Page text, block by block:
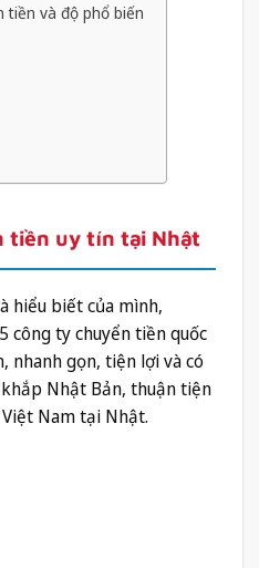
tiền và độ phổ biến
tiền uy tín tại Nhật
hiểu biết của mình,
công ty chuyển tiền quốc
nhanh gọn, tiện lợi và có
Nhật Bản, thuận tiện
Nam tại Nhật.